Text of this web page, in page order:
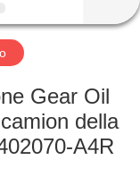
Gear Oil
della
A4R